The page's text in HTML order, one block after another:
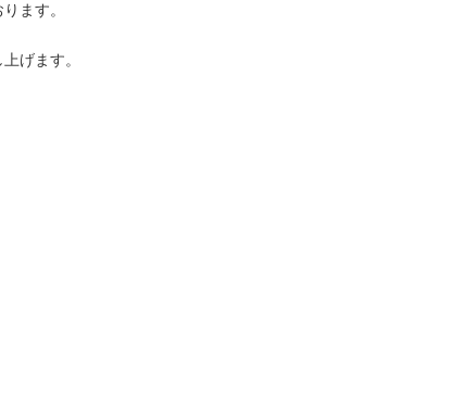
ます。
げます。